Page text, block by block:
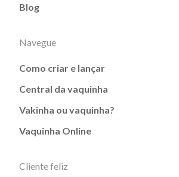
Blog
Navegue
Como criar e lançar
Central da vaquinha
Vakinha ou vaquinha?
Vaquinha Online
Cliente feliz